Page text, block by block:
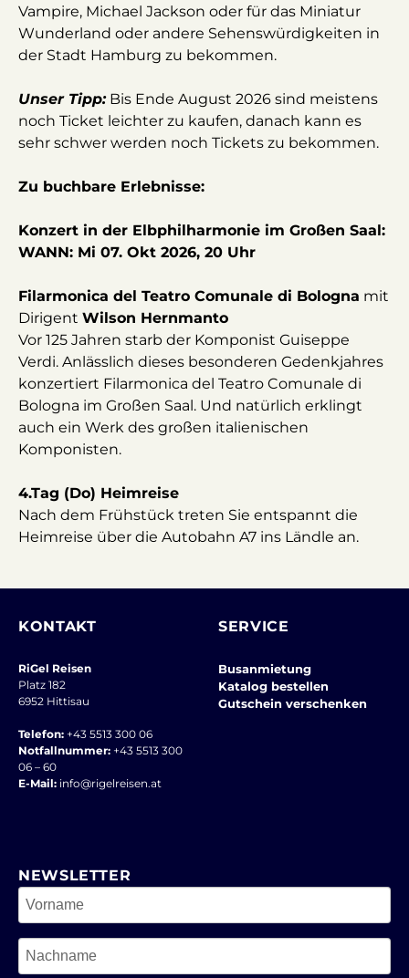
Vampire, Michael Jackson oder für das Miniatur
Wunderland oder andere Sehenswürdigkeiten in
der Stadt Hamburg zu bekommen.
Unser Tipp:Bis Ende August 2026 sind meistens
noch Ticket leichter zu kaufen, danach kann es
sehr schwer werden noch Tickets zu bekommen.
Zu buchbare Erlebnisse:
Konzert in der Elbphilharmonie im Großen Saal:
WANN: Mi 07. Okt 2026, 20 Uhr
Filarmonica del Teatro Comunale di Bologna mit
Dirigent Wilson Hernmanto
Vor 125 Jahren starb der Komponist Guiseppe
Verdi. Anlässlich dieses besonderen Gedenkjahres
konzertiert Filarmonica del Teatro Comunale di
Bologna im Großen Saal. Und natürlich erklingt
auch ein Werk des großen italienischen
Komponisten.
4.Tag (Do) Heimreise
Nach dem Frühstück treten Sie entspannt die
Heimreise über die Autobahn A7 ins Ländle an.
KONTAKT
RiGel Reisen
Platz 182
6952 Hittisau
Telefon: +43 5513 300 06
Notfallnummer: +43 5513 300
06 – 60
E-Mail: info@rigelreisen.at
SERVICE
Busanmietung
Katalog bestellen
Gutschein verschenken
NEWSLETTER